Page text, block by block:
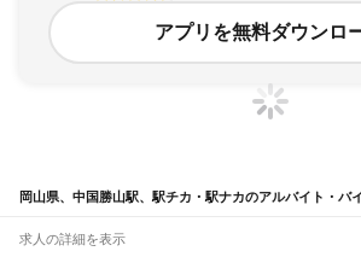
アプリを無料ダウンロ
岡山県、中国勝山駅、駅チカ・駅ナカのアルバイト・バ
求人の詳細を表示